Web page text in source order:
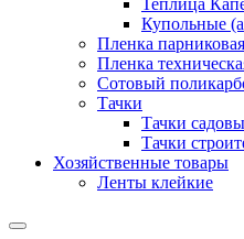
Теплица
Купольные
Пленка парниковая
Пленка
Сотовый
Тачки
Тачки
Тачки
Хозяйственные товары
Ленты клейкие